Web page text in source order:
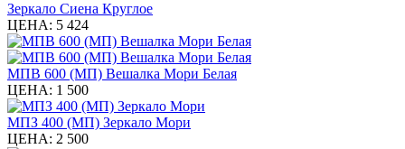
Зеркало Сиена Круглое
ЦЕНА: 5 424
МПВ 600 (МП) Вешалка Мори Белая
ЦЕНА: 1 500
МПЗ 400 (МП) Зеркало Мори
ЦЕНА: 2 500